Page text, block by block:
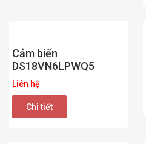
Cảm biến
DS18VN6LPWQ5
Liên hệ
Chi tiết